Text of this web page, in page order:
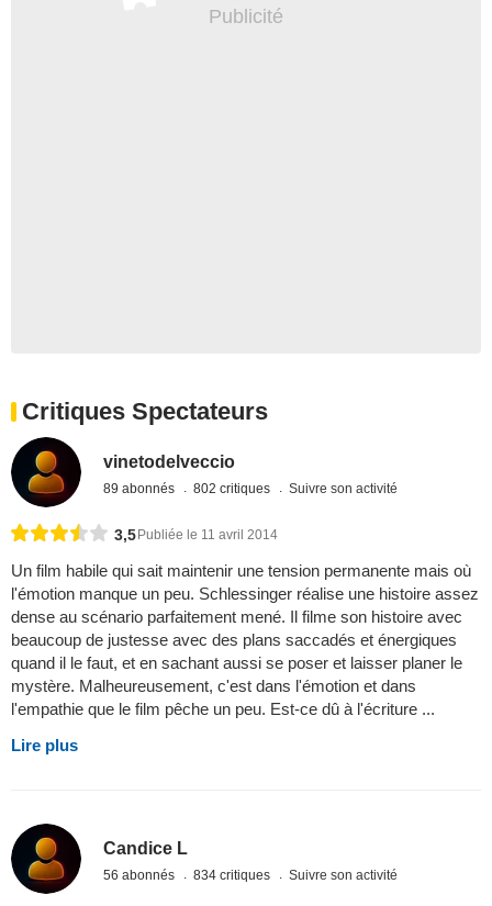
Critiques Spectateurs
vinetodelveccio
89 abonnés 802 critiques Suivre son activité
3,5Publiée le 11 avril 2014
Un film habile qui sait maintenir une tension permanente mais où
l'émotion manque un peu. Schlessinger réalise une histoire assez
dense au scénario parfaitement mené. Il filme son histoire avec
beaucoup de justesse avec des plans saccadés et énergiques
quand il le faut, et en sachant aussi se poser et laisser planer le
mystère. Malheureusement, c'est dans l'émotion et dans
l'empathie que le film pêche un peu. Est-ce dû à l'écriture ...
Lire plus
Candice L
56 abonnés 834 critiques Suivre son activité